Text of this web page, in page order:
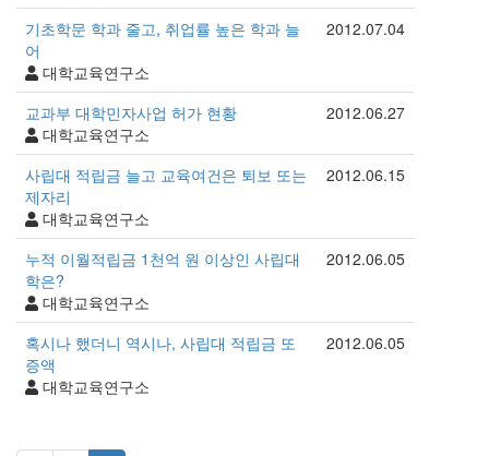
기초학문 학과 줄고, 취업률 높은 학과 늘
어
대학교육연구소
2012.07.04
교과부 대학민자사업 허가 현황
대학교육연구소
2012.06.27
사립대 적립금 늘고 교육여건은 퇴보 또는
제자리
대학교육연구소
2012.06.15
누적 이월적립금 1천억 원 이상인 사립대
학은?
대학교육연구소
2012.06.05
혹시나 했더니 역시나, 사립대 적립금 또
증액
대학교육연구소
2012.06.05